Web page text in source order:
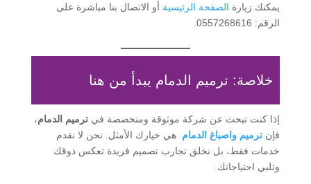
يمكنك زيارة الصفحة الرئيسية أو الاتصال بنا مباشرة على
الرقم: 0557268616.
خلاصة: ترميم الدمام يبدأ من هنا
إذا كنت تبحث عن شركة موثوقة ومتخصصة في ترميم الدمام،
فإن ترميم واصباغ الدمام هي خيارك الأمثل. نحن لا نقدم
خدمات فقط، بل نخلق تجارب تصميم فريدة تعكس ذوقك
وتلبي احتياجاتك.